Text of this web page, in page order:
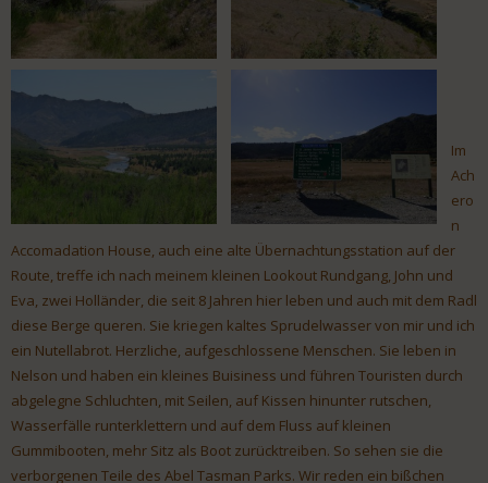
Im
Ach
ero
n
Accomadation House, auch eine alte Übernachtungsstation auf der
Route, treffe ich nach meinem kleinen Lookout Rundgang, John und
Eva, zwei Holländer, die seit 8 Jahren hier leben und auch mit dem Radl
diese Berge queren. Sie kriegen kaltes Sprudelwasser von mir und ich
ein Nutellabrot. Herzliche, aufgeschlossene Menschen. Sie leben in
Nelson und haben ein kleines Buisiness und führen Touristen durch
abgelegne Schluchten, mit Seilen, auf Kissen hinunter rutschen,
Wasserfälle runterklettern und auf dem Fluss auf kleinen
Gummibooten, mehr Sitz als Boot zurücktreiben. So sehen sie die
verborgenen Teile des Abel Tasman Parks. Wir reden ein bißchen